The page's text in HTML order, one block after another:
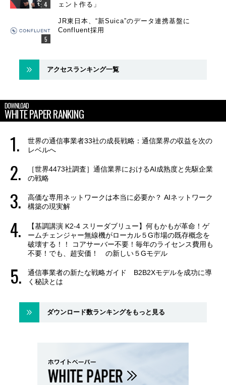
ェント作る」
JR東日本、“新Suica”のデータ連携基盤に
Confluent採用
アクセスランキング一覧
DOWNLOAD
WHITE PAPER RANKING
世界の通信事業者33社の成長戦略：通信業界の収益を次の
レベルへ
［世界4473社調査］通信業界におけるAI成熟度と先駆企業
の戦略
高価な専用ネットワークは本当に必要か？ AIネットワーク
構築の現実解
【基調講演 K2-4 スリーダブリュー】何もかもが革命！ゲ
ームチェンジャー無線機がローカル５G市場の既存概念を
破壊する！！ コアサーバー不要！毎年のライセンス費用も
不要！でも、超安価！ の新しい５Gモデル
通信事業者の新たな戦略ガイド B2B2Xモデルを成功に導
く秘訣とは
ダウンロード数ランキングをもっと見る